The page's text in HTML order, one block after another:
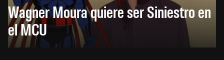
Wagner Moura quiere ser Siniestro en
el MCU